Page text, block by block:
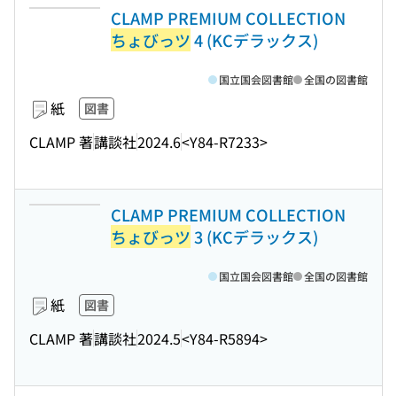
CLAMP PREMIUM COLLECTION
ちょびっツ4 (KCデラックス)
紙 図書
CLAMP 著講談社2024.6<Y84-R7233>
国立国会図書館 全国の図書館
CLAMP PREMIUM COLLECTION
ちょびっツ3 (KCデラックス)
紙 図書
CLAMP 著講談社2024.5<Y84-R5894>
国立国会図書館 全国の図書館